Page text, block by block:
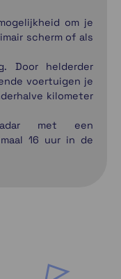
om je
scherm of als
Door helderder
voertuigen je
kilometer
met een
16 uur in de